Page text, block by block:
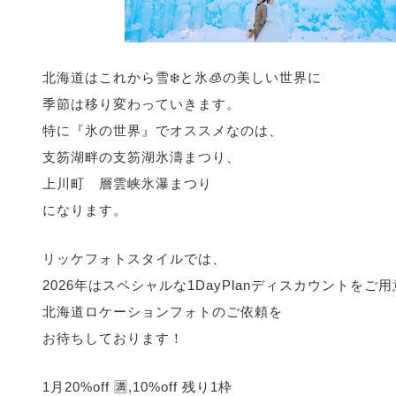
北海道はこれから雪❄️と氷🧊の美しい世界に
季節は移り変わっていきます。
特に『氷の世界』でオススメなのは、
支笏湖畔の支笏湖氷濤まつり、
上川町 層雲峡氷瀑まつり
になります。
リッケフォトスタイルでは、
2026年はスペシャルな1DayPlanディスカウントをご用
北海道ロケーションフォトのご依頼を
お待ちしております！
1月20%off 🈵,10%off 残り1枠